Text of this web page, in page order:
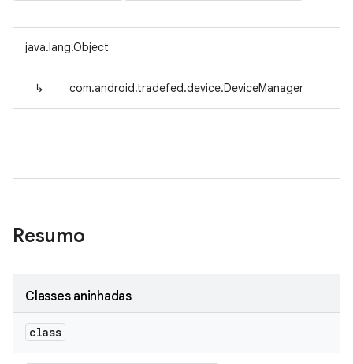
java.lang.Object
↳ com.android.tradefed.device.DeviceManager
Resumo
Classes aninhadas
class